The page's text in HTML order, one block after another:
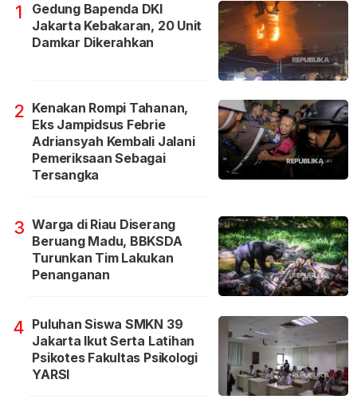
1
Gedung Bapenda DKI
Jakarta Kebakaran, 20 Unit
Damkar Dikerahkan
2 Kenakan Rompi Tahanan,
Eks Jampidsus Febrie
Adriansyah Kembali Jalani
Pemeriksaan Sebagai
Tersangka
3 Warga di Riau Diserang
Beruang Madu, BBKSDA
Turunkan Tim Lakukan
Penanganan
4 Puluhan Siswa SMKN 39
Jakarta Ikut Serta Latihan
Psikotes Fakultas Psikologi
YARSI